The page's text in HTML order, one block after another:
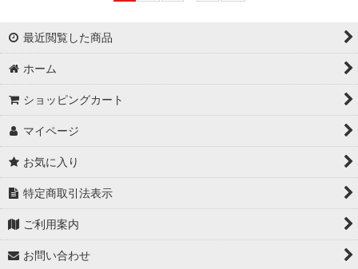
最近閲覧した商品
ホーム
ショッピングカート
マイページ
お気に入り
特定商取引法表示
ご利用案内
お問い合わせ